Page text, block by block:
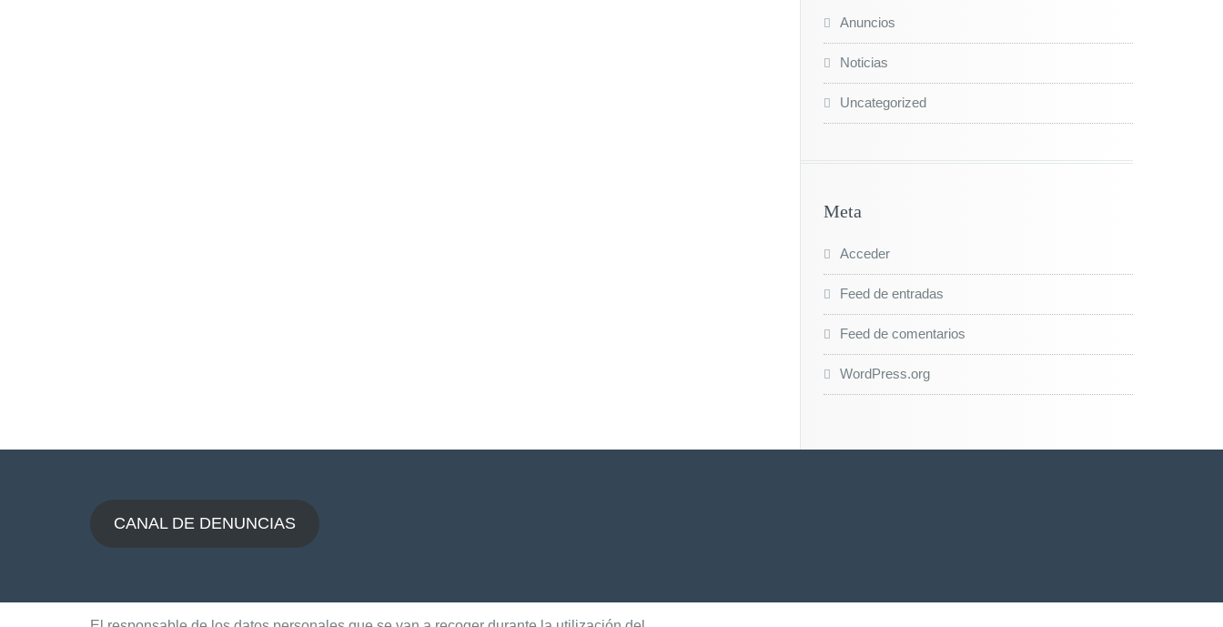
Anuncios
Noticias
Uncategorized
Meta
Acceder
Feed de entradas
Feed de comentarios
WordPress.org
CANAL DE DENUNCIAS